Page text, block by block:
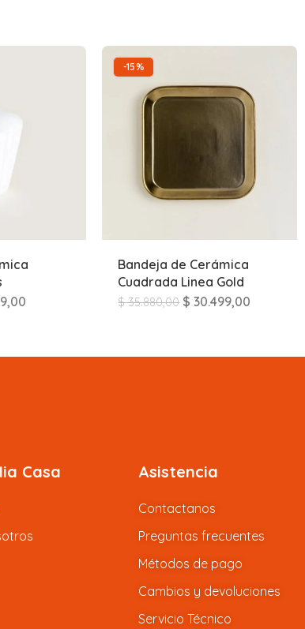
-15%
Bandeja de Cerámica
Cuadrada Linea Gold
$35.880,00 $ 30.499,00
Casa Asistencia
Contactanos
Preguntas frecuentes
Métodos de pago
Cambios y devoluciones
Servicio Técnico